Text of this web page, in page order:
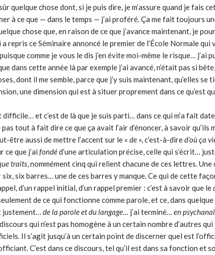
quelque chose dont, si je puis dire, je m’assure quand je fais
à ce que — dans le temps — j’ai proféré. Ça me fait toujours
chose que, en raison de ce que j’avance maintenant, je
repris ce Séminaire annoncé le premier de l’École Normale
comme je vous le dis j’en évite moi-même le risque… j’ai
dans cette année là par exemple j’ai avancé, n’était pas si
dont il me semble, parce que j’y suis maintenant, qu’elles se
une dimension qui est à situer proprement dans ce qu’est
et c’est de là que je suis parti… dans ce qui m’a fait date
tout à fait dire ce que ça avait l’air d’énoncer, à savoir qu’ils
être aussi de mettre l’accent sur le « de », c’est-à-dired’où ça
ce que j’ai fondéd’une articulation précise, celle qui s’écrit…
traits, nommément cinq qui relient chacune de ces lettres. Une
six barres… une de ces barres y manque. Ce qui de cette
d’un rappel initial, d’un rappel premier : c’est à savoir que le
de ce qui fonctionne comme parole, et ce, dans quelque
justement… de la parole et du langage… j’ai terminé… en
qui n’est pas homogène à un certain nombre d’autres
Il s’agit jusqu’à un certain point de discerner quel est
C’est dans ce discours, tel qu’il est dans sa fonction et